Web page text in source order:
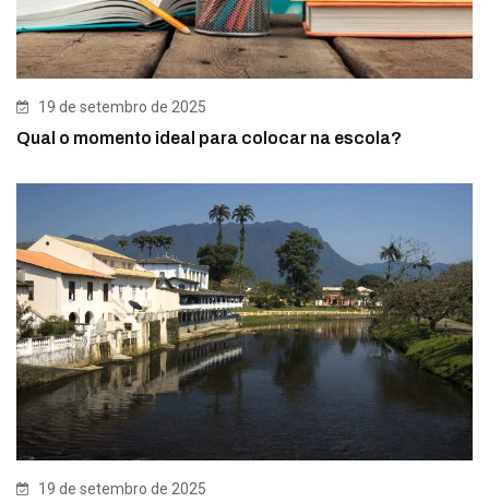
19 de setembro de 2025
Qual o momento ideal para colocar na escola?
19 de setembro de 2025